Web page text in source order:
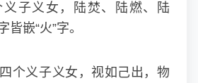
子义女，陆焚、陆燃、陆
嵌“火”字。
个义子义女，视如己出，物